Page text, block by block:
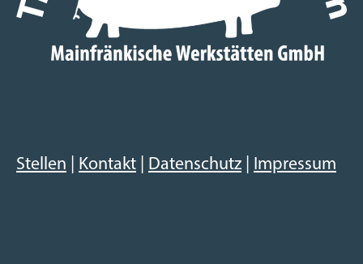
Stellen Kontakt Datenschutz Impressum